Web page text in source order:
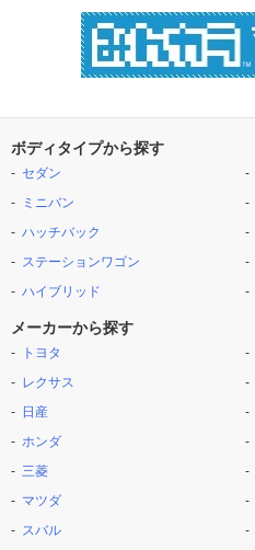
ボディタイプから探す
セダン
ミニバン
ハッチバック
ステーションワゴン
ハイブリッド
メーカーから探す
トヨタ
レクサス
日産
ホンダ
三菱
マツダ
スバル